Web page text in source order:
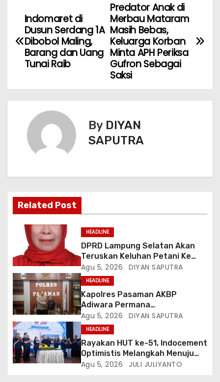
Predator Anak di
Merbau Mataram
Masih Bebas,
Keluarga Korban
Minta APH Periksa
Gufron Sebagai
Saksi
Indomaret di
Dusun Serdang 1A
Dibobol Maling,
Barang dan Uang
Tunai Raib
By DIYAN
SAPUTRA
Related Post
HEADLINE
DPRD Lampung Selatan Akan
Teruskan Keluhan Petani Ke
Dinas Terkait, Minta Audit
Penyaluran Pupuk Bersubsidi Di
Desa Budi Lestari
Agu 5, 2026 DIYAN SAPUTRA
HEADLINE
Kapolres Pasaman AKBP
Adiwara Permana
Anggawisastra S.I.K. Sambut
Kedatangan Kepala Cakrawala
Tv Sumatera Barat
Agu 5, 2026 DIYAN SAPUTRA
HEADLINE
Rayakan HUT ke-51, Indocement
Optimistis Melangkah Menuju
Masa Depan Lebih Hijau
Agu 5, 2026 JULI JULIYANTO